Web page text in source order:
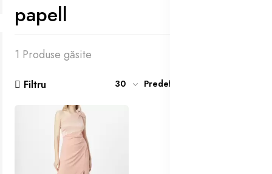
papell
1 Produse găsite
Filtru 30 Predefinit